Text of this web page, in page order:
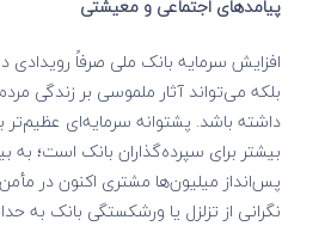
پیامدهای اجتماعی و معیشتی
افزایش سرمایه بانک ملی صرفاً رویدادی
بلکه می‌تواند آثار ملموسی بر زندگی
داشته باشد. پشتوانه سرمایه‌ای عظیم‌تر
بیشتر برای سپرده‌گذاران بانک است؛ به
پس‌انداز میلیون‌ها مشتری اکنون در
نگرانی از تزلزل یا ورشکستگی بانک به